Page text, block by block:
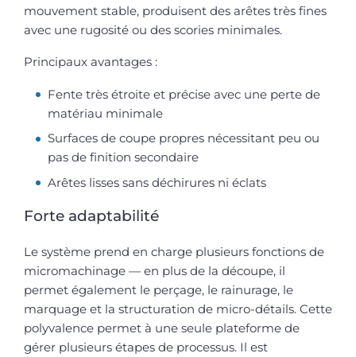
mouvement stable, produisent des arêtes très fines
avec une rugosité ou des scories minimales.
Principaux avantages :
Fente très étroite et précise avec une perte de
matériau minimale
Surfaces de coupe propres nécessitant peu ou
pas de finition secondaire
Arêtes lisses sans déchirures ni éclats
Forte adaptabilité
Le système prend en charge plusieurs fonctions de
micromachinage — en plus de la découpe, il
permet également le perçage, le rainurage, le
marquage et la structuration de micro-détails. Cette
polyvalence permet à une seule plateforme de
gérer plusieurs étapes de processus. Il est